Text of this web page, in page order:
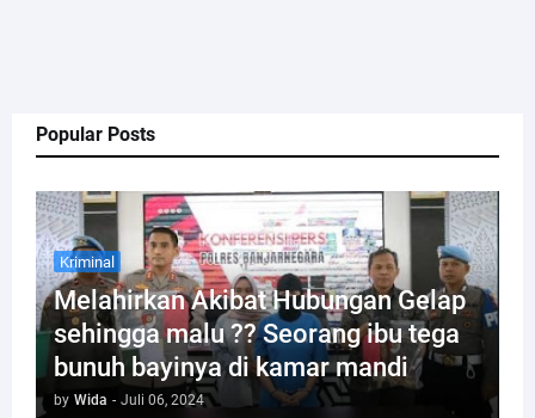
Popular Posts
Kriminal
Melahirkan Akibat Hubungan Gelap
sehingga malu ?? Seorang ibu tega
bunuh bayinya di kamar mandi
by Wida - Juli 06, 2024